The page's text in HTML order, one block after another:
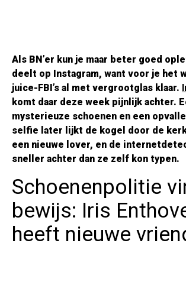
Als BN’er kun je maar beter goed
deelt op Instagram, want voor je het
juice-FBI’s al met vergrootglas klaar.
komt daar deze week pijnlijk achter.
mysterieuze schoenen en een
selfie later lijkt de kogel door de
een nieuwe lover, en de
sneller achter dan ze zelf kon typen.
Schoenenpolitie
bewijs: Iris
heeft nieuwe